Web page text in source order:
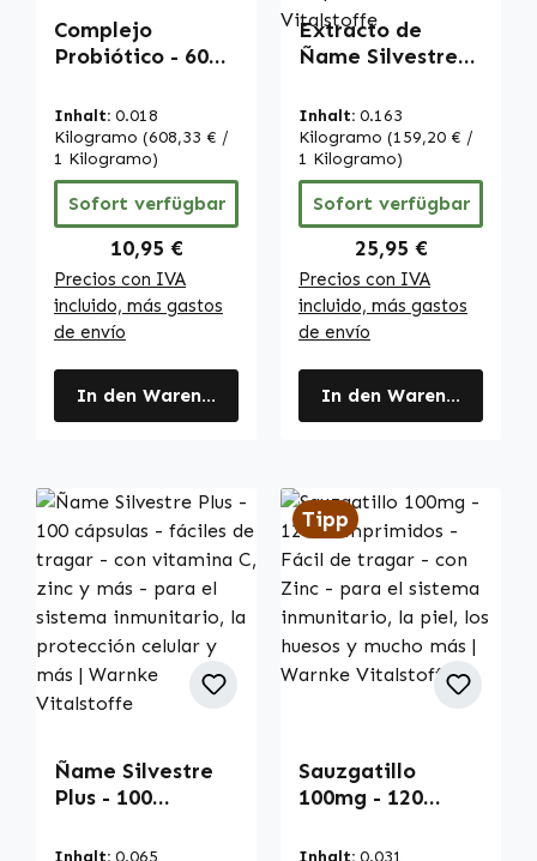
Complejo
Probiótico - 60
tragar | Warnke
Vitalstoffe
Inhalt: 0.018
Kilogramo (608,33 € /
1 Kilogramo)
Sofort verfügbar
Regulärer Preis:
10,95 €
Precios con IVA
incluido, más gastos
de envío
In den Warenkorb
Extracto de
Ñame Silvestre
250 cápsulas -
fáciles de tragar
- con vitamina C,
zinc y más - para
el sistema
inmunitario, la
protección
celular y más |
Warnke
Vitalstoffe
Inhalt: 0.163
Kilogramo (159,20 € /
1 Kilogramo)
Sofort verfügbar
Regulärer Preis:
25,95 €
Precios con IVA
incluido, más gastos
de envío
In den Warenkorb
Ñame Silvestre
Plus - 100
de tragar - con
Inhalt: 0.065
Tipp
Sauzgatillo
100mg - 120
Fácil de tragar -
Inhalt: 0.031